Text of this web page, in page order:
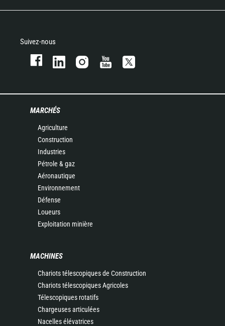
Suivez-nous
MARCHÉS
Agriculture
Construction
Industries
Pétrole & gaz
Aéronautique
Environnement
Défense
Loueurs
Exploitation minière
MACHINES
Chariots télescopiques de Construction
Chariots télescopiques Agricoles
Télescopiques rotatifs
Chargeuses articulées
Nacelles élévatrices